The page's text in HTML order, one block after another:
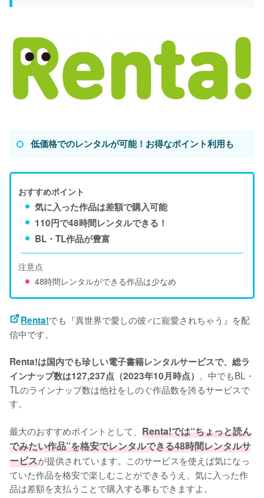
低価格でのレンタルが可能！お得なポイント利用も
おすすめポイント
気に入った作品は差額で購入可能
110円で48時間レンタルできる！
BL・TL作品が豊富
注意点
48時間レンタルができる作品は少なめ
Renta!でも『異世界で愛しの彼♂に寵愛されちゃう』を配
信中です。
Renta!は国内でも珍しい電子書籍レンタルサービスで、総ラ
インナップ数は127,237点（2023年10月時点） 。中でもBL・
TLのラインナップ数は他社をしのぐ作品数を誇るサービスで
す。
最大のおすすめポイントとして、 Renta!では“ちょっと読ん
でみたい作品”を格安でレンタルできる48時間レンタルサ
ービスが提供されています。このサービスを使えば気になっ
ていた作品を格安で楽しむことができるうえ、気に入った作
品は差額を支払うことで購入する事もできますよ。